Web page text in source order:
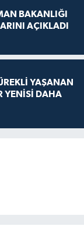
BAKANLIĞI
AÇIKLADI
YAŞANAN
YENİSİ DAHA